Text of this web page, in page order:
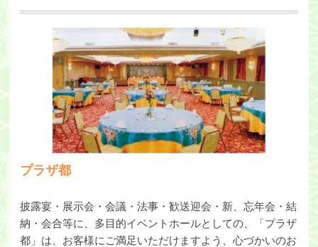
プラザ都
披露宴・展示会・会議・法事・歓送迎会・新、忘年会・結
納・会合等に、多目的イベントホールとしての、「プラザ
都」は、お客様にご満足いただけますよう、心づかいのお